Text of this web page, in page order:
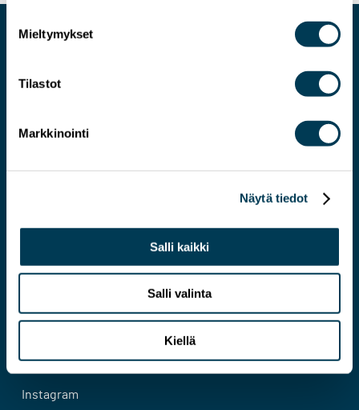
Mieltymykset
Tilastot
Markkinointi
Näytä tiedot
Salli kaikki
Salli valinta
Kiellä
Järkevämmän EU:N asiantuntija
Yhteystiedot
Instagram